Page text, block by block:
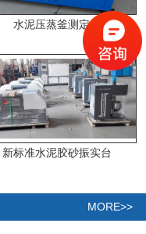
水泥压蒸釜测定仪
新标准水泥胶砂振实台
MORE>>